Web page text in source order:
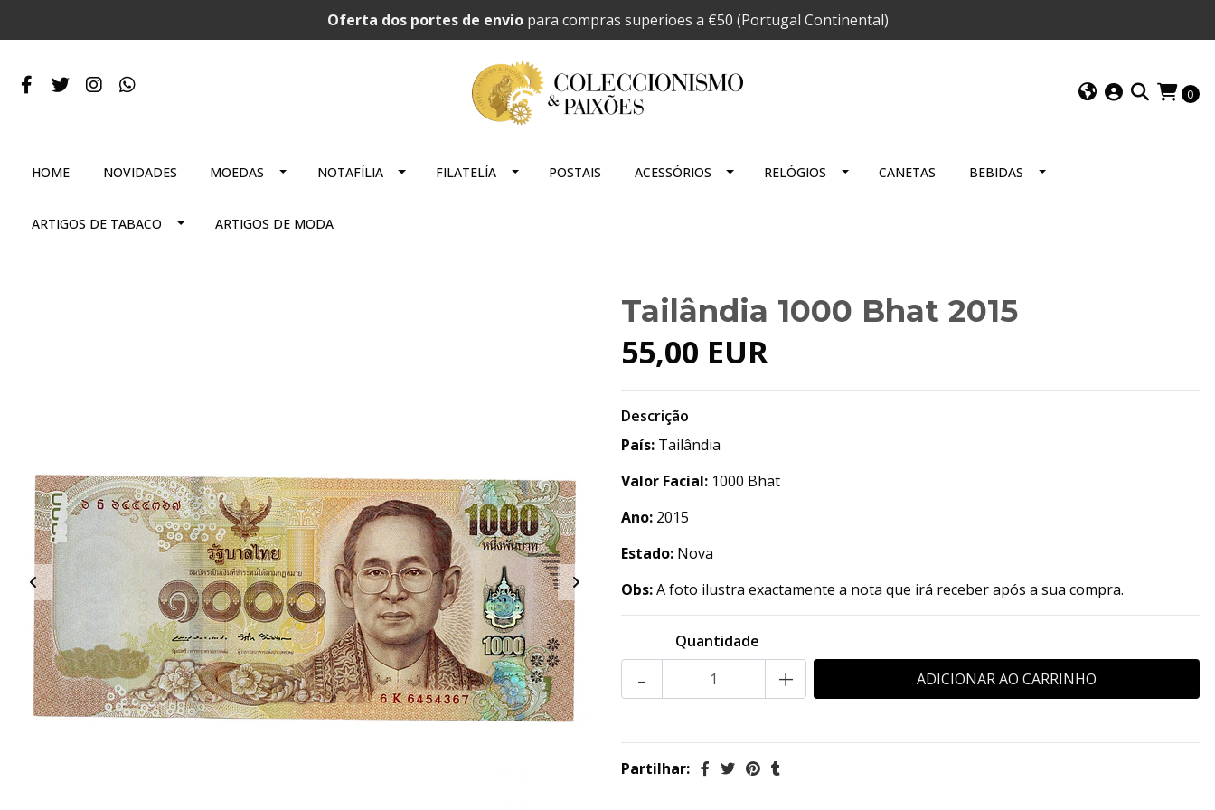
Oferta dos portes de enviopara compras superioes a €50 (Portugal Continental)
0
HOME NOVIDADES MOEDAS NOTAFÍLIA FILATELÍA POSTAIS ACESSÓRIOS RELÓGIOS CANETAS BEBIDAS
ARTIGOS DE TABACO ARTIGOS DE MODA
Tailândia 1000 Bhat 2015
55,00 EUR
Descrição
País: Tailândia
Valor Facial: 1000 Bhat
Ano: 2015
Estado: Nova
Obs:A foto ilustra exactamente a nota que irá receber após a sua compra.
Quantidade
- +
Partilhar: